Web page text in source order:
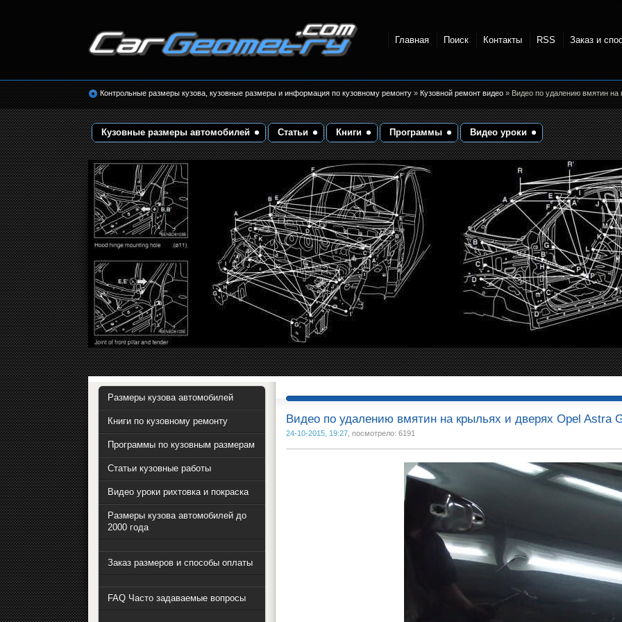
кузовные размеры. Геометрия кузова
Главная Поиск Контакты RSS Заказ и
Контрольные размеры кузова, кузовные размеры и информация по кузовному ремонту»Кузовной ремонт видео» Видео по удалению вмятин на
Кузовные размеры автомобилей Статьи Книги Программы Видео уроки
Видео по удалению вмятин на крыльях и дверях Opel Astra
24-10-2015, 19:27, посмотрело: 6191
Размеры кузова автомобилей
Книги по кузовному ремонту
Программы по кузовным размерам
Статьи кузовные работы
Видео уроки рихтовка и покраска
Размеры кузова автомобилей до
2000 года
Заказ размеров и способы оплаты
FAQ Часто задаваемые вопросы